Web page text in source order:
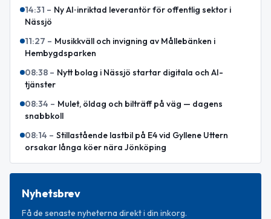
14:31 – Ny AI‑inriktad leverantör för offentlig sektor i
Nässjö
11:27 – Musikkväll och invigning av Mållebänken i
Hembygdsparken
08:38 – Nytt bolag i Nässjö startar digitala och AI-
tjänster
08:34 – Mulet, öldag och bilträff på väg — dagens
snabbkoll
08:14 – Stillastående lastbil på E4 vid Gyllene Uttern
orsakar långa köer nära Jönköping
Nyhetsbrev
Få de senaste nyheterna direkt i din inkorg.